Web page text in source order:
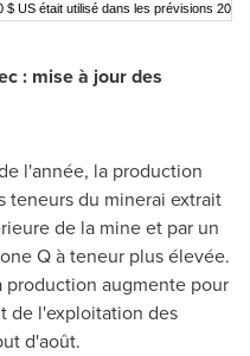
US était utilisé dans les prévisions
: mise à jour des
l'année, la production
teneurs du minerai extrait
de la mine et par un
Q àteneur plus élevée.
augmente pour
de l'exploitation des
d'août.